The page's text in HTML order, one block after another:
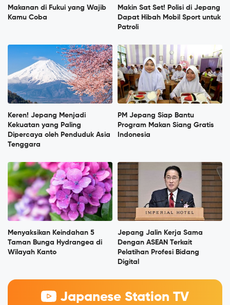
Makanan di Fukui yang Wajib
Kamu Coba
Makin Sat Set! Polisi di Jepang
Dapat Hibah Mobil Sport untuk
Patroli
Keren! Jepang Menjadi
Kekuatan yang Paling
Dipercaya oleh Penduduk Asia
Tenggara
PM Jepang Siap Bantu
Program Makan Siang Gratis
Indonesia
Menyaksikan Keindahan 5
Taman Bunga Hydrangea di
Wilayah Kanto
Jepang Jalin Kerja Sama
Dengan ASEAN Terkait
Pelatihan Profesi Bidang
Digital
Japanese Station TV